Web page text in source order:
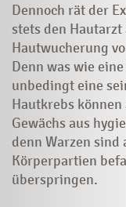
Dennoch rät der
stets den
Hautwucherung
Denn was wie
unbedingt eine
Hautkrebs
Gewächs aus
denn Warzen sind
Körperpartien
überspringen.